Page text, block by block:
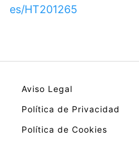
es/HT201265
Aviso Legal
Política de Privacidad
Política de Cookies